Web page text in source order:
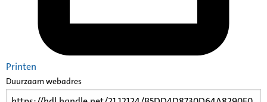
Printen
Duurzaam webadres